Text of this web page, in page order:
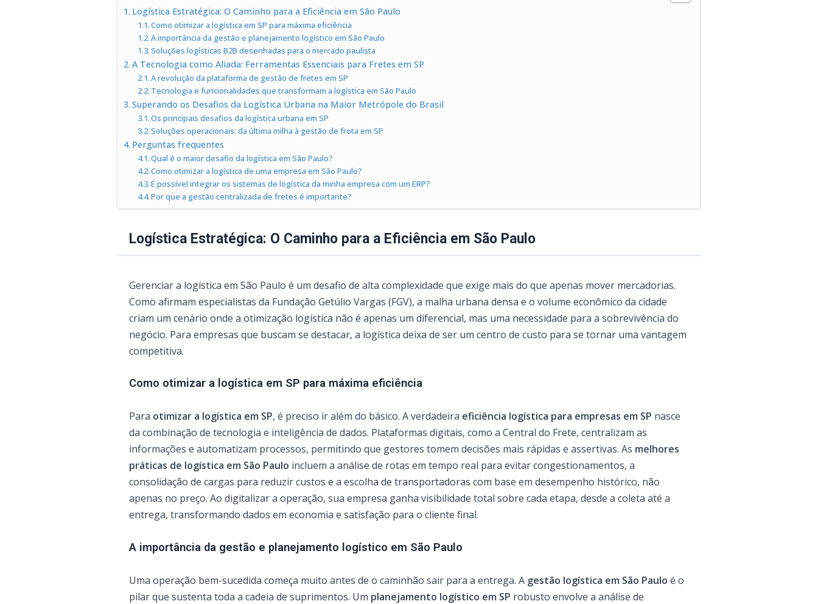
Logística Estratégica: O Caminho para a Eficiência em São Paulo
Como otimizar a logística em SP para máxima eficiência
A importância da gestão e planejamento logístico em São Paulo
Soluções logísticas B2B desenhadas para o mercado paulista
A Tecnologia como Aliada: Ferramentas Essenciais para Fretes em SP
A revolução da plataforma de gestão de fretes em SP
Tecnologia e funcionalidades que transformam a logística em São Paulo
Superando os Desafios da Logística Urbana na Maior Metrópole do Brasil
Os principais desafios da logística urbana em SP
Soluções operacionais: da última milha à gestão de frota em SP
Perguntas frequentes
Qual é o maior desafio da logística em São Paulo?
Como otimizar a logística de uma empresa em São Paulo?
É possível integrar os sistemas de logística da minha empresa com um ERP?
Por que a gestão centralizada de fretes é importante?
Logística Estratégica: O Caminho para a Eficiência em São Paulo
Gerenciar a logística em São Paulo é um desafio de alta complexidade que exige mais do que apenas mover mercadorias.
Como afirmam especialistas da Fundação Getúlio Vargas (FGV), a malha urbana densa e o volume econômico da cidade
criam um cenário onde a otimização logística não é apenas um diferencial, mas uma necessidade para a sobrevivência do
negócio. Para empresas que buscam se destacar, a logística deixa de ser um centro de custo para se tornar uma vantagem
competitiva.
Como otimizar a logística em SP para máxima eficiência
Para otimizar a logística em SP, é preciso ir além do básico. A verdadeira eficiência logística para empresas em SP nasce
da combinação de tecnologia e inteligência de dados. Plataformas digitais, como a Central do Frete, centralizam as
informações e automatizam processos, permitindo que gestores tomem decisões mais rápidas e assertivas. As melhores
práticas de logística em São Paulo incluem a análise de rotas em tempo real para evitar congestionamentos, a
consolidação de cargas para reduzir custos e a escolha de transportadoras com base em desempenho histórico, não
apenas no preço. Ao digitalizar a operação, sua empresa ganha visibilidade total sobre cada etapa, desde a coleta até a
entrega, transformando dados em economia e satisfação para o cliente final.
A importância da gestão e planejamento logístico em São Paulo
Uma operação bem-sucedida começa muito antes de o caminhão sair para a entrega. A gestão logística em São Paulo é o
pilar que sustenta toda a cadeia de suprimentos. Um planejamento logístico em SP robusto envolve a análise de